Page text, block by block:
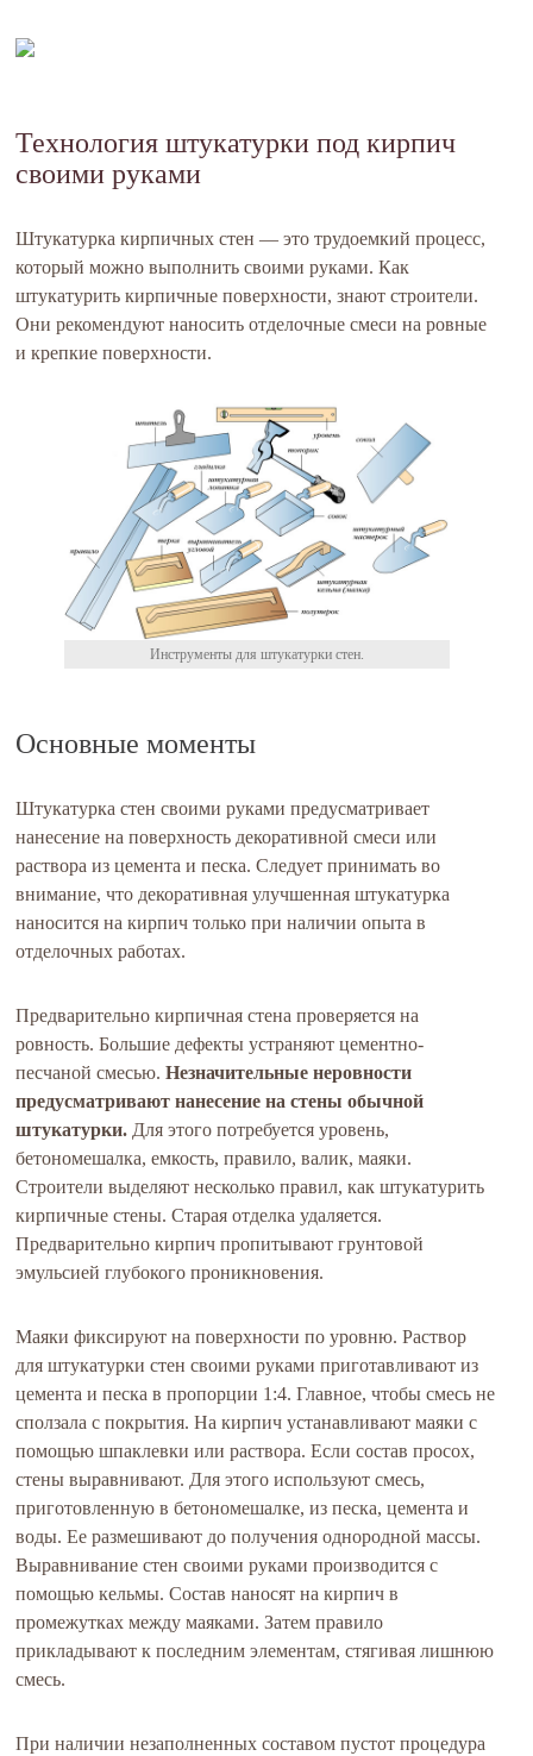
Технология штукатурки под кирпич
своими руками
Штукатурка кирпичных стен — это трудоемкий процесс,
который можно выполнить своими руками. Как
штукатурить кирпичные поверхности, знают строители.
Они рекомендуют наносить отделочные смеси на ровные
и крепкие поверхности.
Инструменты для штукатурки стен.
Основные моменты
Штукатурка стен своими руками предусматривает
нанесение на поверхность декоративной смеси или
раствора из цемента и песка. Следует принимать во
внимание, что декоративная улучшенная штукатурка
наносится на кирпич только при наличии опыта в
отделочных работах.
Предварительно кирпичная стена проверяется на
ровность. Большие дефекты устраняют цементно-
песчаной смесью.Незначительные неровности
предусматривают нанесение на стены обычной
штукатурки. Для этого потребуется уровень,
бетономешалка, емкость, правило, валик, маяки.
Строители выделяют несколько правил, как штукатурить
кирпичные стены. Старая отделка удаляется.
Предварительно кирпич пропитывают грунтовой
эмульсией глубокого проникновения.
Маяки фиксируют на поверхности по уровню. Раствор
для штукатурки стен своими руками приготавливают из
цемента и песка в пропорции 1:4. Главное, чтобы смесь не
сползала с покрытия. На кирпич устанавливают маяки с
помощью шпаклевки или раствора. Если состав просох,
стены выравнивают. Для этого используют смесь,
приготовленную в бетономешалке, из песка, цемента и
воды. Ее размешивают до получения однородной массы.
Выравнивание стен своими руками производится с
помощью кельмы. Состав наносят на кирпич в
промежутках между маяками. Затем правило
прикладывают к последним элементам, стягивая лишнюю
смесь.
При наличии незаполненных составом пустот процедура